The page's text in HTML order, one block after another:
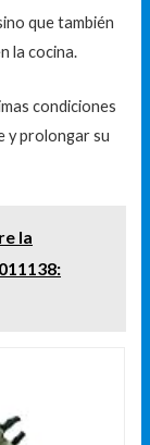
que también
la cocina.
condiciones
y prolongar su
la